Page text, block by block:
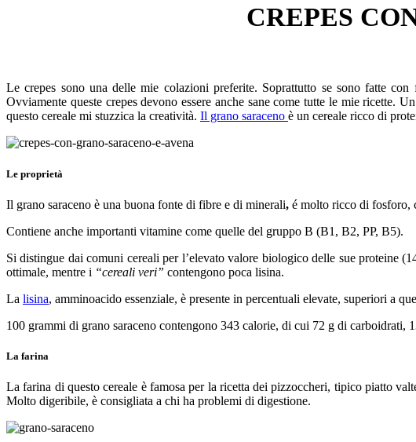
CREPES
Le crepes sono una delle mie colazioni preferite. Soprattutto se sono fatte
Ovviamente queste crepes devono essere anche sane come tutte le mie ricette.
questo cereale mi stuzzica la creatività. Il grano saraceno è un cereale ricco di
Le proprietà
Il grano saraceno è una buona fonte di fibre e di minerali, é molto ricco di fosforo,
Contiene anche importanti vitamine come quelle del gruppo B (B1, B2, PP, B5).
Si distingue dai comuni cereali per l’elevato valore biologico delle sue proteine
ottimale, mentre i “cereali veri” contengono poca lisina.
La lisina, amminoacido essenziale, è presente in percentuali elevate, superiori a
100 grammi di grano saraceno contengono 343 calorie, di cui 72 g di carboidrati,
La farina
La farina di questo cereale è famosa per la ricetta dei pizzoccheri, tipico piatto
Molto digeribile, è consigliata a chi ha problemi di digestione.